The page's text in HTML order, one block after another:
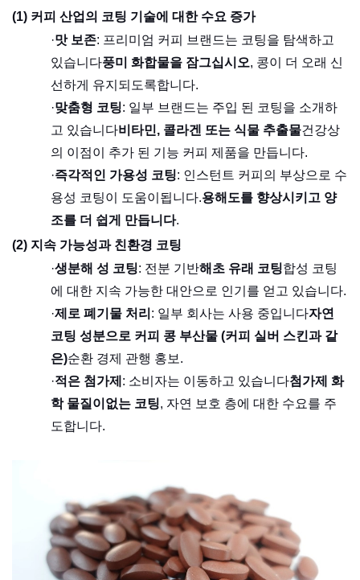
(1) 커피 산업의 코팅 기술에 대한 수요 증가
·맛 보존: 프리미엄 커피 브랜드는 코팅을 탐색하고
있습니다풍미 화합물을 잠그십시오, 콩이 더 오래 신
선하게 유지되도록합니다.
·맞춤형 코팅: 일부 브랜드는 주입 된 코팅을 소개하
고 있습니다비타민, 콜라겐 또는 식물 추출물건강상
의 이점이 추가 된 기능 커피 제품을 만듭니다.
·즉각적인 가용성 코팅: 인스턴트 커피의 부상으로 수
용성 코팅이 도움이됩니다.용해도를 향상시키고 양
조를 더 쉽게 만듭니다.
(2) 지속 가능성과 친환경 코팅
·생분해 성 코팅: 전분 기반해초 유래 코팅합성 코팅
에 대한 지속 가능한 대안으로 인기를 얻고 있습니다.
·제로 폐기물 처리 : 일부 회사는 사용 중입니다자연
코팅 성분으로 커피 콩 부산물 (커피 실버 스킨과 같
은)순환 경제 관행 홍보.
·적은 첨가제 : 소비자는 이동하고 있습니다첨가제 화
학 물질이없는 코팅, 자연 보호 층에 대한 수요를 주
도합니다.